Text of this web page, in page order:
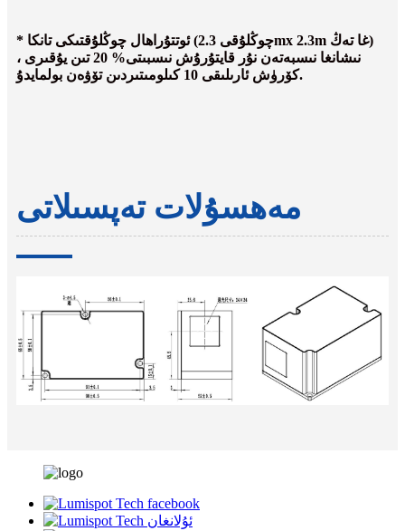
* ئوتتۇراھال چوڭلۇقتىكى تانكا (چوڭلۇقى 2.3mx 2.3m غا تەڭ)
نىشانغا نىسبەتەن نۇر قايتۇرۇش نىسبىتى% 20 تىن يۇقىرى ،
كۆرۈش ئارىلىقى 10 كىلومىتىردىن تۆۋەن بولمايدۇ.
مەھسۇلات تەپسىلاتى